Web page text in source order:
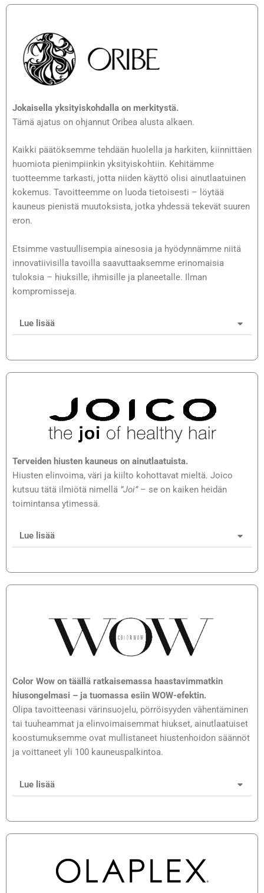
Jokaisella yksityiskohdalla on merkitystä.
Tämä ajatus on ohjannut Oribea alusta alkaen.
Kaikki päätöksemme tehdään huolella ja harkiten, kiinnittäen
huomiota pienimpiinkin yksityiskohtiin. Kehitämme
tuotteemme tarkasti, jotta niiden käyttö olisi ainutlaatuinen
kokemus. Tavoitteemme on luoda tietoisesti – löytää
kauneus pienistä muutoksista, jotka yhdessä tekevät suuren
eron.
Etsimme vastuullisempia ainesosia ja hyödynnämme niitä
innovatiivisilla tavoilla saavuttaaksemme erinomaisia
tuloksia – hiuksille, ihmisille ja planeetalle. Ilman
kompromisseja.
Lue lisää
Terveiden hiusten kauneus on ainutlaatuista.
Hiusten elinvoima, väri ja kiilto kohottavat mieltä. Joico
kutsuu tätä ilmiötä nimellä ”Joi”– se on kaiken heidän
toimintansa ytimessä.
Lue lisää
Color Wow on täällä ratkaisemassa haastavimmatkin
hiusongelmasi – ja tuomassa esiin WOW-efektin.
Olipa tavoitteenasi värinsuojelu, pörröisyyden vähentäminen
tai tuuheammat ja elinvoimaisemmat hiukset, ainutlaatuiset
koostumuksemme ovat mullistaneet hiustenhoidon säännöt
ja voittaneet yli 100 kauneuspalkintoa.
Lue lisää